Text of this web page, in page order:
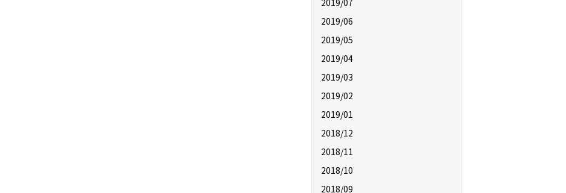
2019/07
2019/06
2019/05
2019/04
2019/03
2019/02
2019/01
2018/12
2018/11
2018/10
2018/09